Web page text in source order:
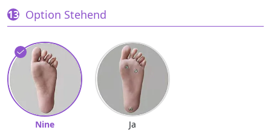
Option Stehend
Nine
Ja